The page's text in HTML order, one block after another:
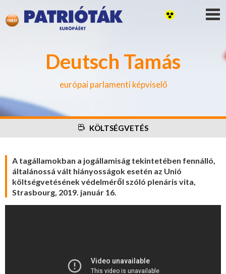
Deutsch Tamás
európai parlamenti képviselő
KÖLTSÉGVETÉS
A tagállamokban a jogállamiság tekintetében fennálló,
általánossá vált hiányosságok esetén az Unió
költségvetésének védelméről szóló plenáris vita,
Strasbourg, 2019. január 16.